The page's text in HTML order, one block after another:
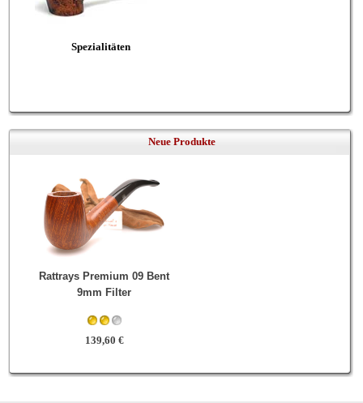
Spezialitäten
Neue Produkte
Rattrays Premium 09 Bent
9mm Filter
139,60 €